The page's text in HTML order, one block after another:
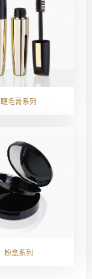
睫毛膏系列
粉盒系列